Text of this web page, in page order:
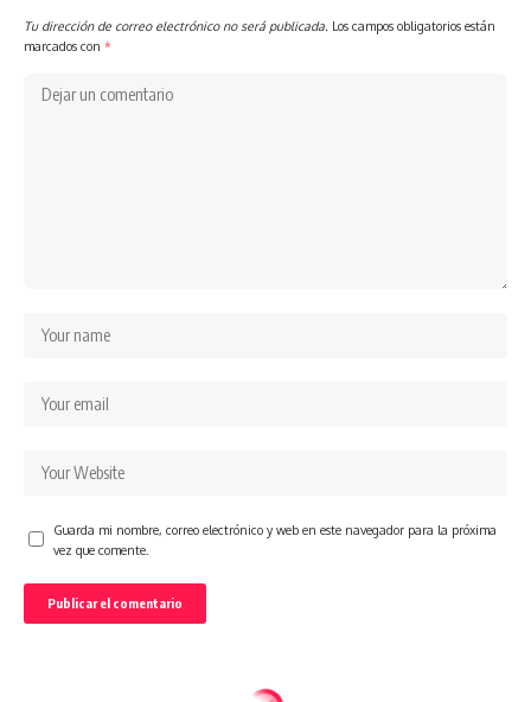
Tu dirección de correo electrónico no será publicada. Los campos obligatorios están
marcados con *
Guarda mi nombre, correo electrónico y web en este navegador para la próxima
vez que comente.